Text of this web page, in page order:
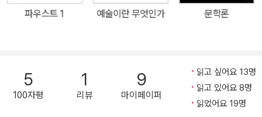
독일 문학뿐만 아니라 세계문학에서도 독보적인 위치를 차지하는 대
파우스트 1 예술이란 무엇인가 문학론
5
100자평
1
리뷰
9
마이페이퍼
읽고 싶어요 13명
읽고 있어요 8명
읽었어요 19명